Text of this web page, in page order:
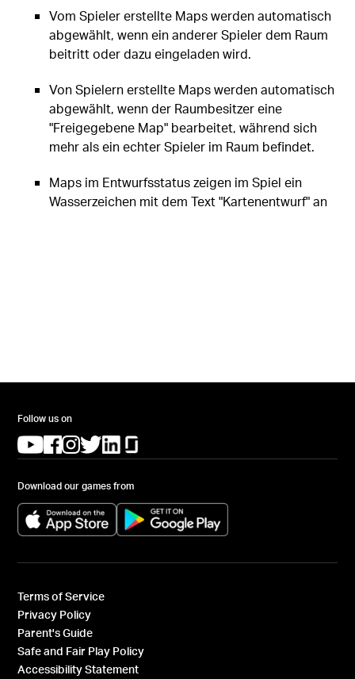
Vom Spieler erstellte Maps werden automatisch
abgewählt, wenn ein anderer Spieler dem Raum
beitritt oder dazu eingeladen wird.
Von Spielern erstellte Maps werden automatisch
abgewählt, wenn der Raumbesitzer eine
"Freigegebene Map" bearbeitet, während sich
mehr als ein echter Spieler im Raum befindet.
Maps im Entwurfsstatus zeigen im Spiel ein
Wasserzeichen mit dem Text "Kartenentwurf" an
Follow us on
(opens in a new tab)
(opens in a new tab)
(opens in a new tab)
(opens in a new tab)
(opens in a new tab)
Download our games from
(opens in a new tab) (opens in a new tab)
Terms of Service
Privacy Policy
Parent's Guide
Safe and Fair Play Policy
Accessibility Statement